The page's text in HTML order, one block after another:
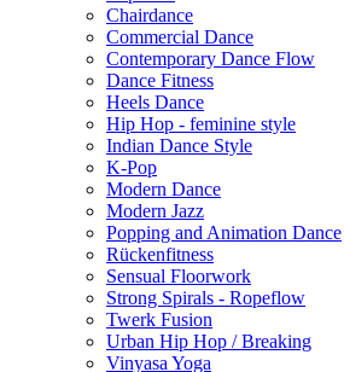
Chairdance
Commercial Dance
Contemporary Dance Flow
Dance Fitness
Heels Dance
Hip Hop - feminine style
Indian Dance Style
K-Pop
Modern Dance
Modern Jazz
Popping and Animation Dance
Rückenfitness
Sensual Floorwork
Strong Spirals - Ropeflow
Twerk Fusion
Urban Hip Hop / Breaking
Vinyasa Yoga